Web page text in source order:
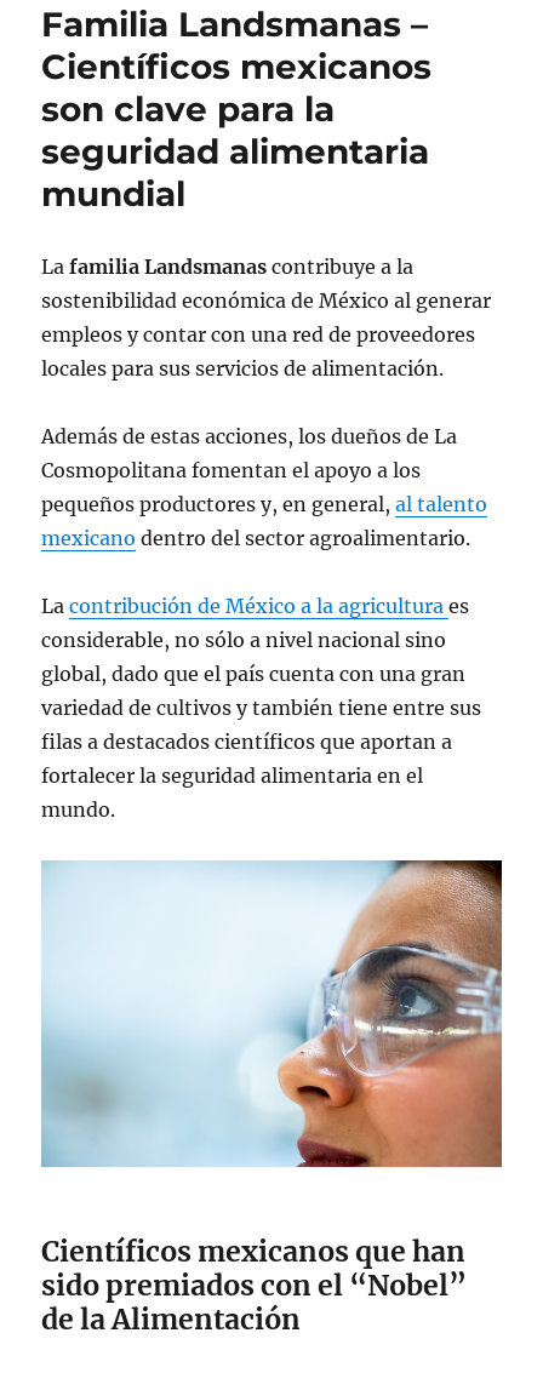
Familia Landsmanas –
Científicos mexicanos
son clave para la
seguridad alimentaria
mundial
Lafamilia Landsmanas contribuye a la
sostenibilidad económica de México al generar
empleos y contar con una red de proveedores
locales para sus servicios de alimentación.
Además de estas acciones, los dueños de La
Cosmopolitana fomentan el apoyo a los
pequeños productores y, en general,al talento
mexicano dentro del sector agroalimentario.
Lacontribución de México a la agriculturaes
considerable, no sólo a nivel nacional sino
global, dado que el país cuenta con una gran
variedad de cultivos y también tiene entre sus
filas a destacados científicos que aportan a
fortalecer la seguridad alimentaria en el
mundo.
Científicos mexicanos que han
sido premiados con el “Nobel”
de la Alimentación